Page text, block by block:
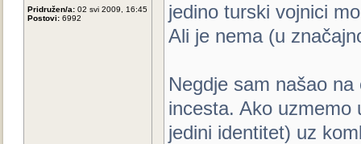
Pridružen/a: 02 svi 2009, 16:45
Postovi: 6992
jedino turski vojnici
Ali je nema (u
Negdje sam našao
incesta. Ako uzmemo
jedini identitet) uz